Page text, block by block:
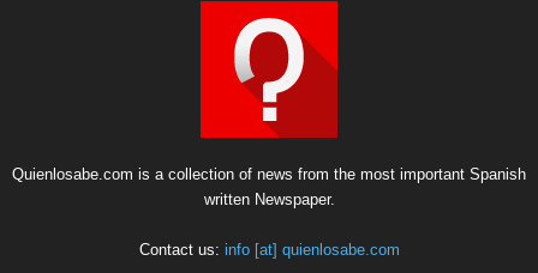
Quienlosabe.com is a collection of news from the most important Spanish
written Newspaper.
Contact us: info [at] quienlosabe.com